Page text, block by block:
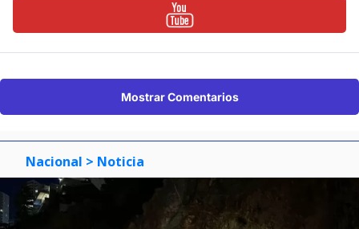
Mostrar Comentarios
Nacional > Noticia